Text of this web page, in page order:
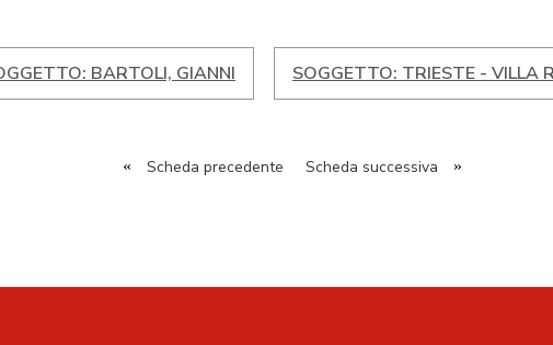
BARTOLI, GIANNI SOGGETTO: TRIESTE - VILLA
« Scheda precedente Scheda successiva »